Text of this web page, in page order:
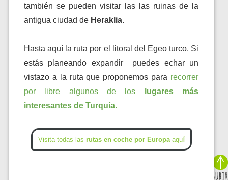
también se pueden visitar las las ruinas de la
antigua ciudad de Heraklia.
Hasta aquí la ruta por el litoral del Egeo turco. Si
estás planeando expandir puedes echar un
vistazo a la ruta que proponemos para recorrer
por libre algunos de los
lugares más
interesantes de Turquía.
Visita todas las rutas en coche por Europaaquí